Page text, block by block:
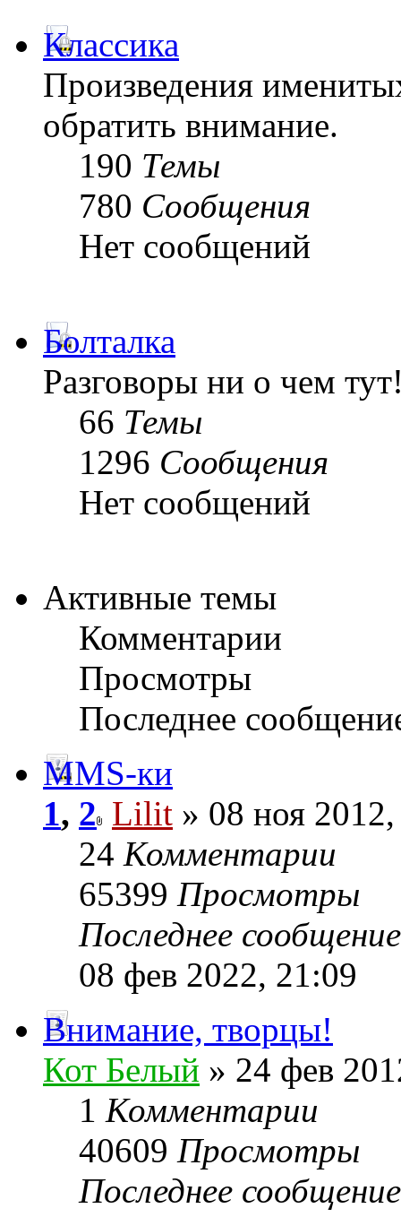
Классика
Произведения
обратить внимание.
190 Темы
780 Сообщения
Нет сообщений
Болталка
Разговоры ни о чем
66 Темы
1296 Сообщения
Нет сообщений
Активные темы
Комментарии
Просмотры
Последнее
MMS-ки
1, 2 Lilit » 08 ноя
24 Комментарии
65399 Просмотры
Последнее
08 фев 2022, 21:09
Внимание, творцы!
Кот Белый » 24 фев
1 Комментарии
40609 Просмотры
Последнее